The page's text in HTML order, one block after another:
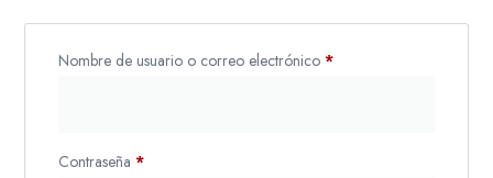
Nombre de usuario o correo electrónico*
Contraseña*